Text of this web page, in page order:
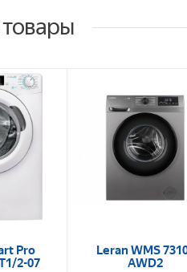
Pro
2-07
Leran WMS
AWD2